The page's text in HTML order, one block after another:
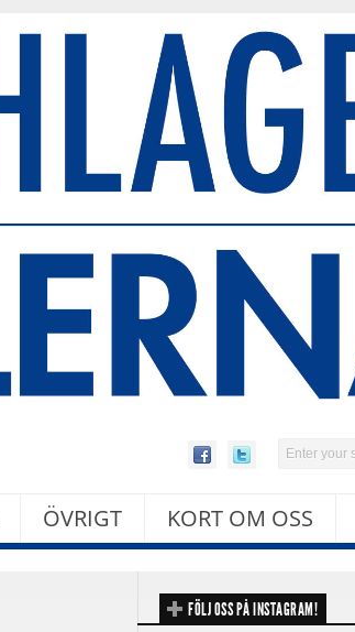
ÖVRIGT KORT OM OSS
FÖLJ OSS PÅ INSTAGRAM!